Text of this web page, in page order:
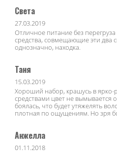
Света
27.03.2019
Отличное питание без перегруза
средства, совмещающие эти два
однозначно, находка.
Таня
15.03.2019
Хороший набор, крашусь в ярко-
средствами цвет не вымывается
боялась, что будет утяжелять
плотная по ощущениям. Но зря
Анжелла
01.11.2018